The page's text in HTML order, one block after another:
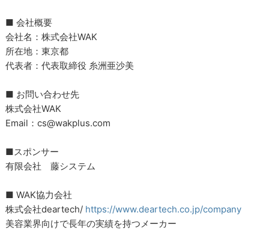
■ 会社概要
会社名：株式会社WAK
所在地：東京都
代表者：代表取締役 糸洲亜沙美
■ お問い合わせ先
株式会社WAK
Email：cs@wakplus.com
■スポンサー
有限会社 藤システム
■ WAK協力会社
株式会社deartech/ https://www.deartech.co.jp/company
美容業界向けで長年の実績を持つメーカー